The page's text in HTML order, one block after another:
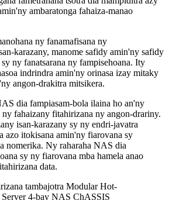
ambaratonga fahaiza-manao
ny fanamafisana ny
karazany, manome safidy amin'ny safidy
ny fanatsarana ny fampisehoana. Ity
indrindra amin'ny orinasa izay mitaky
angon-drakitra mitsikera.
dia fampiasam-bola ilaina ho an'ny
ny fahaizany fitahirizana ny angon-drariny.
isan-karazany sy ny endri-javatra
azo itokisana amin'ny fiarovana sy
nomerika. Ny raharaha NAS dia
sy ny fiarovana mba hamela anao
data.